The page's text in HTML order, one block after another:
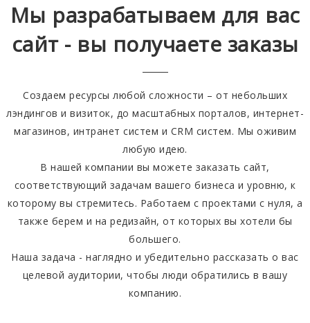
Мы разрабатываем для вас
сайт - вы получаете заказы
Создаем ресурсы любой сложности – от небольших
лэндингов и визиток, до масштабных порталов, интернет-
магазинов, интранет систем и CRM систем. Мы оживим
любую идею.
В нашей компании вы можете заказать сайт,
соответствующий задачам вашего бизнеса и уровню, к
которому вы стремитесь. Работаем с проектами с нуля, а
также берем и на редизайн, от которых вы хотели бы
большего.
Наша задача - наглядно и убедительно рассказать о вас
целевой аудитории, чтобы люди обратились в вашу
компанию.